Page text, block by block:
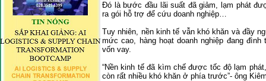
Đó là bước đầu lãi suất đã giảm, lạm phát
ra gói hỗ trợ để cứu doanh nghiệp…
Tuy nhiên, nền kinh tế vẫn khó khăn và đầy
mức cao, hàng hoạt doanh nghiệp đang
vốn vay.
“Nền kinh tế đã kìm chế được tốc độ lạm
còn rất nhiều khó khăn ở phía trước”- ông